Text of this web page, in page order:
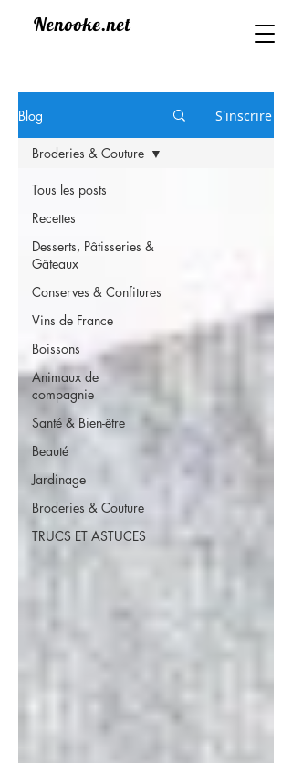
Nenooke.net
Blog S'inscrire
Tous les posts
Recettes
Desserts, Pâtisseries &
Gâteaux
Conserves & Confitures
Vins de France
Boissons
Animaux de
compagnie
Santé & Bien-être
Beauté
Jardinage
Broderies & Couture
TRUCS ET ASTUCES
Broderies & Couture